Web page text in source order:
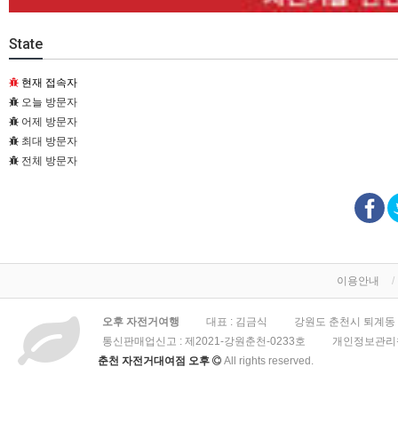
State
현재 접속자
오늘 방문자
어제 방문자
최대 방문자
전체 방문자
이용안내
오후 자전거여행 대표 : 김금식
강원도 춘천시 퇴계
통신판매업신고 : 제2021-강원춘천-0233호
개인정보관
춘천 자전거대여점 오후
All rights reserved.